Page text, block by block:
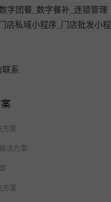
联系
方案
决方案
方案